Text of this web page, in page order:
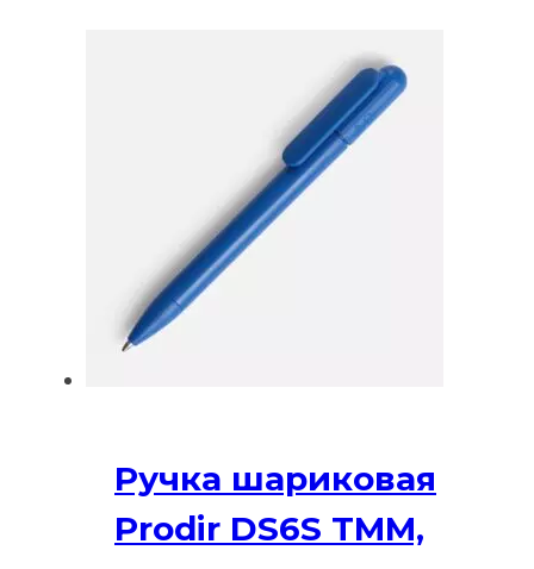
Ручка шариковая
Prodir DS6S TMM,